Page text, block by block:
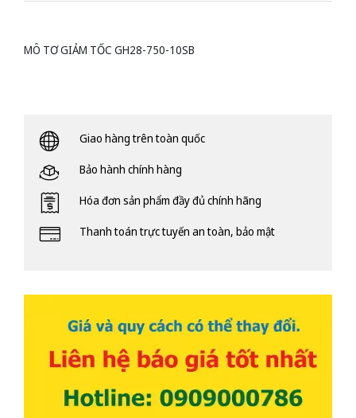
MÔ TƠ GIẢM TỐC GH28-750-10SB
Giao hàng trên toàn quốc
Bảo hành chính hàng
Hóa đơn sản phẩm đầy đủ chính hãng
Thanh toán trực tuyến an toàn, bảo mật